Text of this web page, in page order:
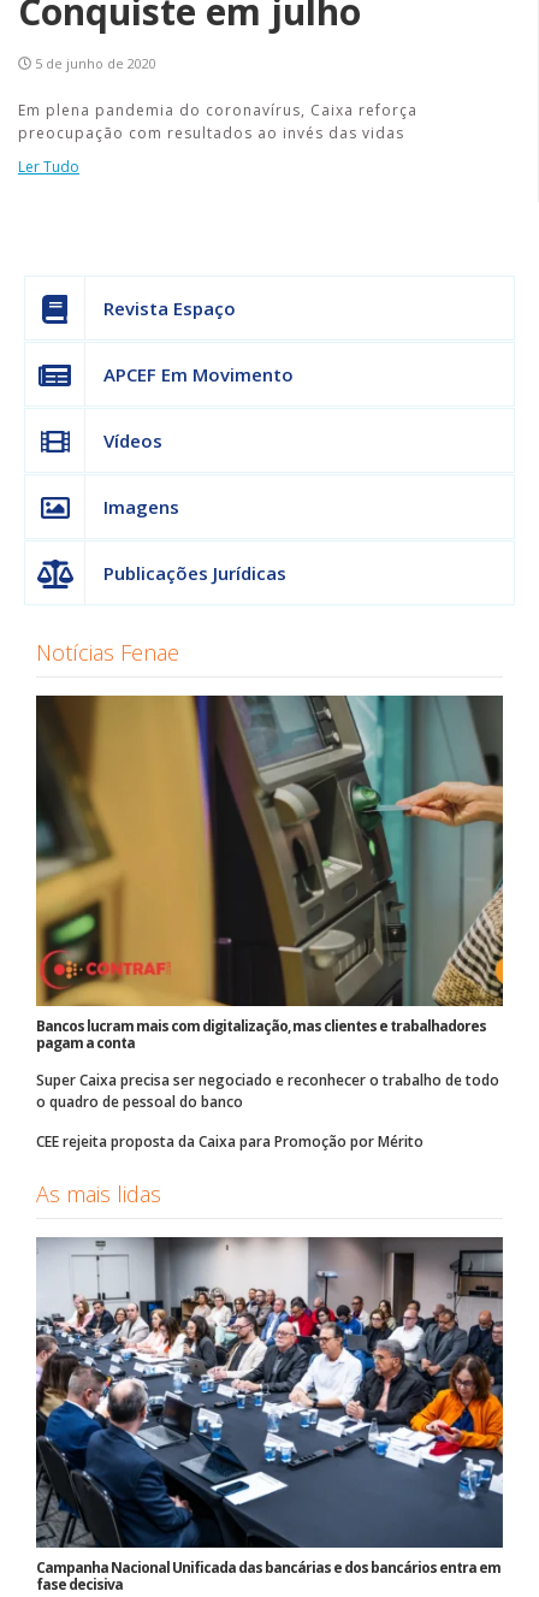
Conquiste em julho
5 de junho de 2020
Em plena pandemia do coronavírus, Caixa reforça
preocupação com resultados ao invés das vidas
Ler Tudo
Revista Espaço
APCEF Em Movimento
Vídeos
Imagens
Publicações Jurídicas
Notícias Fenae
Bancos lucram mais com digitalização, mas clientes e trabalhadores
pagam a conta
Super Caixa precisa ser negociado e reconhecer o trabalho de todo
o quadro de pessoal do banco
CEE rejeita proposta da Caixa para Promoção por Mérito
As mais lidas
Campanha Nacional Unificada das bancárias e dos bancários entra em
fase decisiva